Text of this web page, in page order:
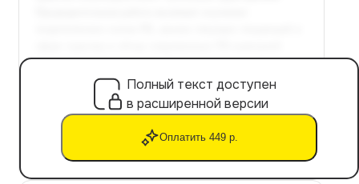
Полный текст доступен
в расширенной версии
Оплатить 449 р.